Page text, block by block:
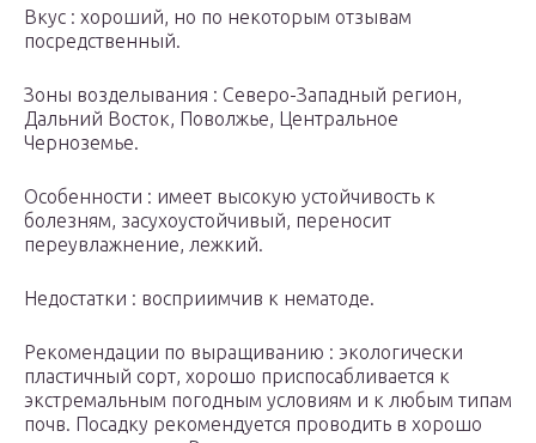
Вкус : хороший, но по некоторым отзывам
посредственный.
Зоны возделывания : Северо-Западный регион,
Дальний Восток, Поволжье, Центральное
Черноземье.
Особенности : имеет высокую устойчивость к
болезням, засухоустойчивый, переносит
переувлажнение, лежкий.
Недостатки : восприимчив к нематоде.
Рекомендации по выращиванию : экологически
пластичный сорт, хорошо приспосабливается к
экстремальным погодным условиям и к любым типам
почв. Посадку рекомендуется проводить в хорошо